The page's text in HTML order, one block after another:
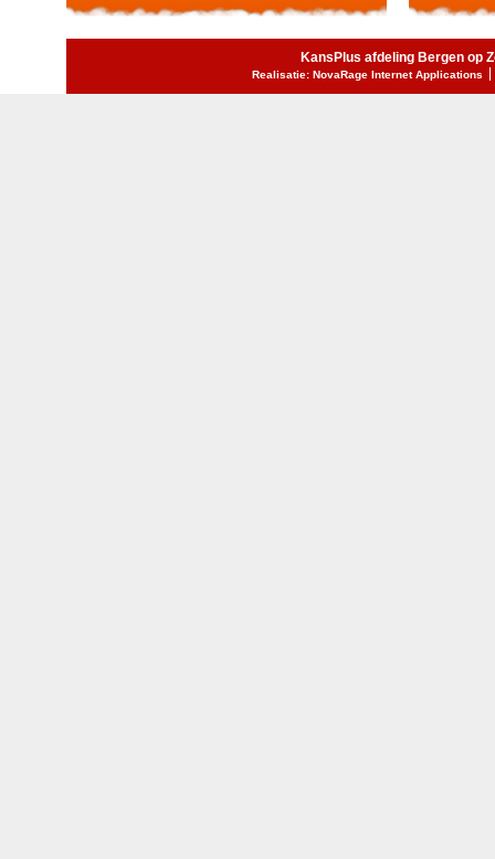
KansPlus afdeling Bergen op
Realisatie: NovaRage Internet Applications